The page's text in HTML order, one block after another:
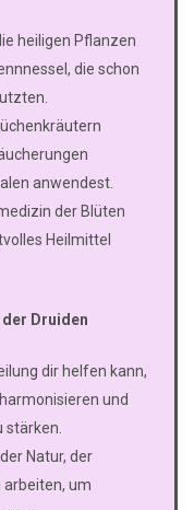
heiligen Pflanzen
die schon
anwendest.
der Blüten
Heilmittel
Druiden
dir helfen kann,
und
stärken.
Natur, der
arbeiten, um